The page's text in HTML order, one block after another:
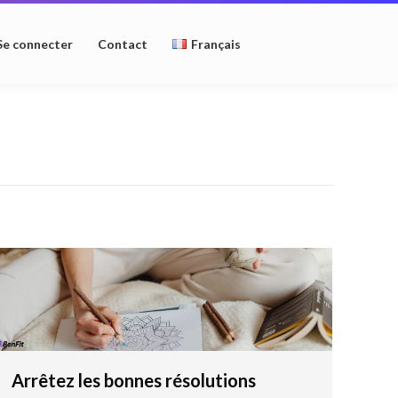
connecter Contact Français
Arrêtez les bonnes résolutions